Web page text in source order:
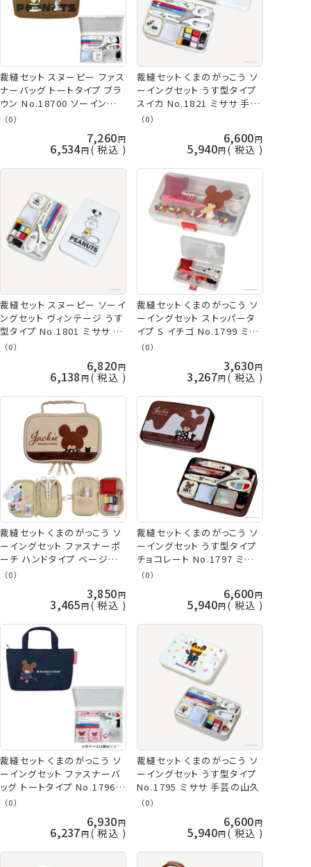
裁縫セット スヌーピー ファス
ナーバッグ トートタイプ ブラ
ウン No.18700 ソーイングセ
ット ミササ
（0）
7,260
6,534 税込
裁縫セット くまのがっこう ソ
ーイングセット うす型タイプ
スイカ No.1821 ミササ 手芸
の山久
（0）
6,600
5,940 税込
裁縫セット スヌーピー ソーイ
ングセット ヴィンテージ うす
型タイプ No.1801 ミササ 手
芸の山久
（0）
6,820
6,138 税込
裁縫セット くまのがっこう ソ
ーイングセット ストッパータ
イプ S イチゴ No.1799 ミサ
サ 手芸の山久
（0）
3,630
3,267 税込
裁縫セット くまのがっこう ソ
ーイングセット ファスナーポ
ーチ ハンドタイプ ベージュ
No.1798 ミササ 手芸の山久
（0）
3,850
3,465 税込
裁縫セット くまのがっこう ソ
ーイングセット うす型タイプ
チョコレート No.1797 ミサ
サ 手芸の山久
（0）
6,600
5,940 税込
裁縫セット くまのがっこう ソ
ーイングセット ファスナーバ
ッグ トートタイプ No.1796
ミササ 手芸の山久
（0）
6,930
6,237 税込
裁縫セット くまのがっこう ソ
ーイングセット うす型タイプ
No.1795 ミササ 手芸の山久
（0）
6,600
5,940 税込